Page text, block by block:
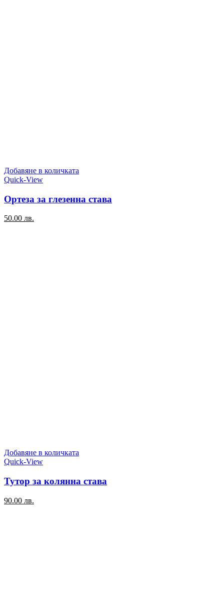
Добавяне в количката
Quick-View
Ортеза за глезенна става
50.00 лв.
Добавяне в количката
Quick-View
Тутор за колянна става
90.00 лв.